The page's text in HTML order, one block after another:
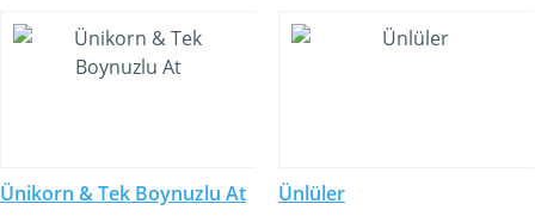
Ünikorn & Tek Boynuzlu At Ünlüler